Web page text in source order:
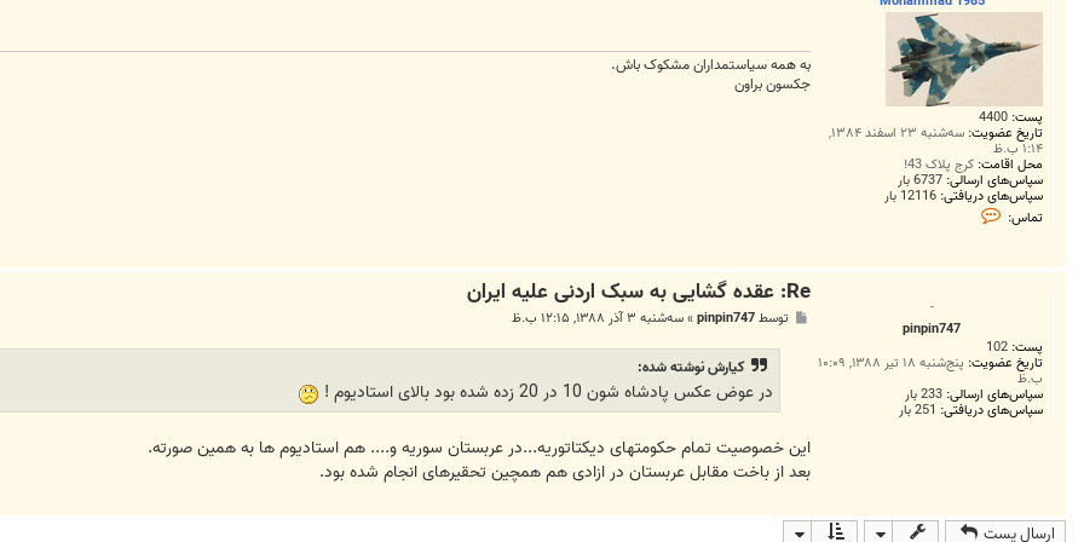
پست: 4400
تاریخ عضویت: سه‌شنبه ۲۳ اسفند ۱۳۸۴,
۱:۱۴ ب.ظ
محل اقامت: کرج پلاک 43!
سپاس‌های ارسالی: 6737 بار
سپاس‌های دریافتی: 12116 بار
تماس:
ت
M
a
1
9
به همه سياستمداران مشکوک باش.
جکسون براون
-
pinpin747
پست: 102
تاریخ عضویت: پنج‌شنبه ۱۸ تیر ۱۳۸۸, ۱۰:۰۹
ب.ظ
سپاس‌های ارسالی: 233 بار
سپاس‌های دریافتی: 251 بار
Re: عقده گشایی به سبک اردنی علیه ایران
توسطpinpin747
»سه‌شنبه ۳ آذر ۱۳۸۸, ۱۲:۱۵ ب.ظ
كيارش نوشته شده:
در عوض عکس پادشاه شون 10 در 20 زده شده بود بالای استادیوم !
این خصوصیت تمام حکومتهای دیکتاتوریه...در عربستان سوریه و.... هم استادیوم ها به همین صورته.
بعد از باخت مقابل عربستان در ازادی هم همچین تحقیرهای انجام شده بود.
ارسال پست